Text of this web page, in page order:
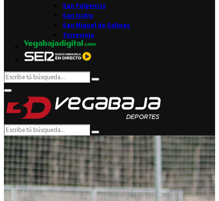
San Fulgencio
San Isidro
San Miguel de Salinas
Torrevieja
Search
for:
Search
Primary
Menu
Search
for:
Search